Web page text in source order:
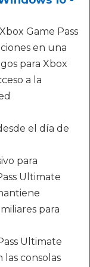
Game Pass
en una
para Xbox
a la
el día de
para
Ultimate
para
Ultimate
consolas